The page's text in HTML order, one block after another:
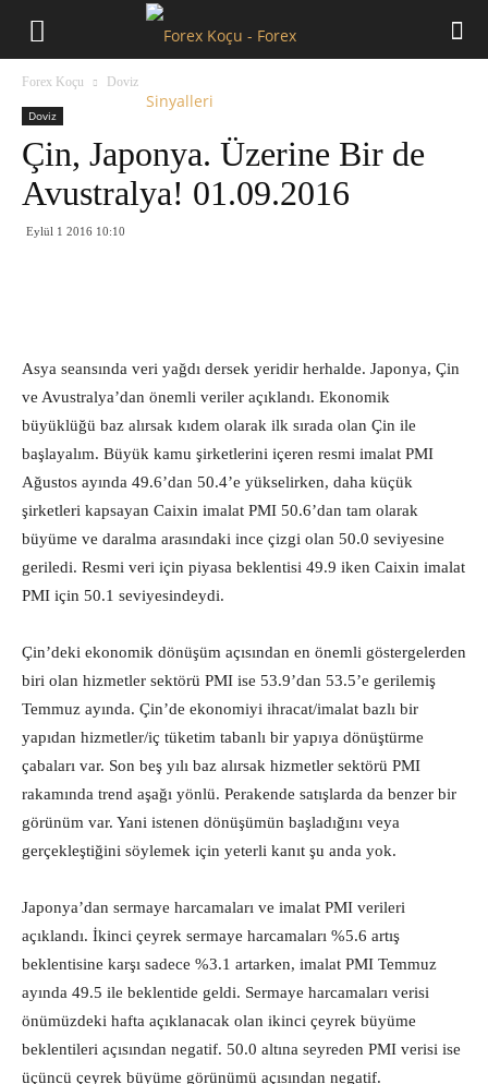
Forex Koçu Doviz
Doviz
Çin, Japonya. Üzerine Bir de
Avustralya! 01.09.2016
Eylül 1 2016 10:10
Asya seansında veri yağdı dersek yeridir herhalde. Japonya, Çin
ve Avustralya’dan önemli veriler açıklandı. Ekonomik
büyüklüğü baz alırsak kıdem olarak ilk sırada olan Çin ile
başlayalım. Büyük kamu şirketlerini içeren resmi imalat PMI
Ağustos ayında 49.6’dan 50.4’e yükselirken, daha küçük
şirketleri kapsayan Caixin imalat PMI 50.6’dan tam olarak
büyüme ve daralma arasındaki ince çizgi olan 50.0 seviyesine
geriledi. Resmi veri için piyasa beklentisi 49.9 iken Caixin imalat
PMI için 50.1 seviyesindeydi.
Çin’deki ekonomik dönüşüm açısından en önemli göstergelerden
biri olan hizmetler sektörü PMI ise 53.9’dan 53.5’e gerilemiş
Temmuz ayında. Çin’de ekonomiyi ihracat/imalat bazlı bir
yapıdan hizmetler/iç tüketim tabanlı bir yapıya dönüştürme
çabaları var. Son beş yılı baz alırsak hizmetler sektörü PMI
rakamında trend aşağı yönlü. Perakende satışlarda da benzer bir
görünüm var. Yani istenen dönüşümün başladığını veya
gerçekleştiğini söylemek için yeterli kanıt şu anda yok.
Japonya’dan sermaye harcamaları ve imalat PMI verileri
açıklandı. İkinci çeyrek sermaye harcamaları %5.6 artış
beklentisine karşı sadece %3.1 artarken, imalat PMI Temmuz
ayında 49.5 ile beklentide geldi. Sermaye harcamaları verisi
önümüzdeki hafta açıklanacak olan ikinci çeyrek büyüme
beklentileri açısından negatif. 50.0 altına seyreden PMI verisi ise
üçüncü çeyrek büyüme görünümü açısından negatif.